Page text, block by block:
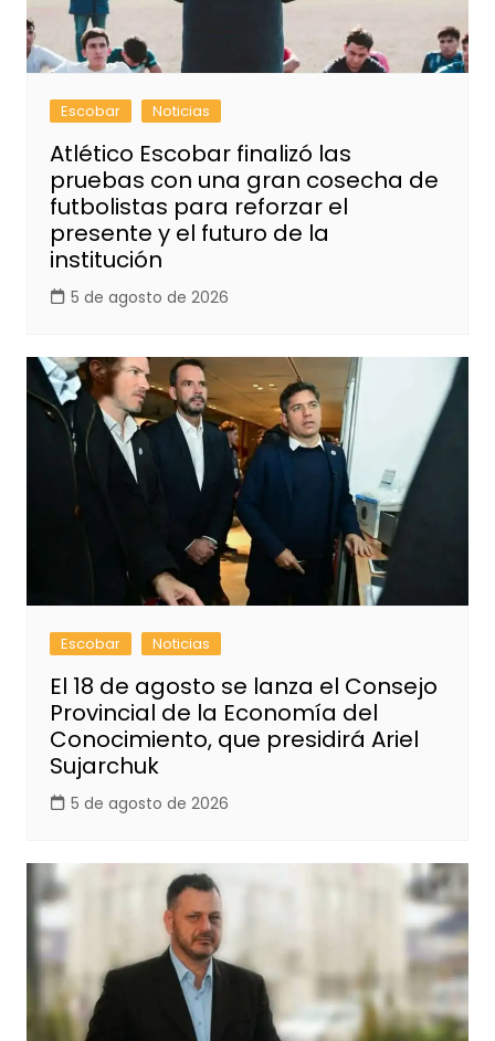
Escobar Noticias
Atlético Escobar finalizó las
pruebas con una gran cosecha de
futbolistas para reforzar el
presente y el futuro de la
institución
5 de agosto de 2026
Escobar Noticias
El 18 de agosto se lanza el Consejo
Provincial de la Economía del
Conocimiento, que presidirá Ariel
Sujarchuk
5 de agosto de 2026